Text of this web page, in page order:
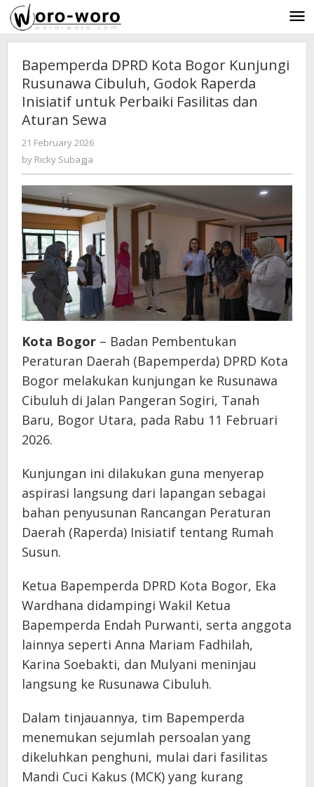
Skip
to
content
Bapemperda DPRD Kota Bogor Kunjungi
Rusunawa Cibuluh, Godok Raperda
Inisiatif untuk Perbaiki Fasilitas dan
Aturan Sewa
21 February 2026
by Ricky Subagja
Kota Bogor – Badan Pembentukan
Peraturan Daerah (Bapemperda) DPRD Kota
Bogor melakukan kunjungan ke Rusunawa
Cibuluh di Jalan Pangeran Sogiri, Tanah
Baru, Bogor Utara, pada Rabu 11 Februari
2026.
Kunjungan ini dilakukan guna menyerap
aspirasi langsung dari lapangan sebagai
bahan penyusunan Rancangan Peraturan
Daerah (Raperda) Inisiatif tentang Rumah
Susun.
​Ketua Bapemperda DPRD Kota Bogor, Eka
Wardhana didampingi Wakil Ketua
Bapemperda Endah Purwanti, serta anggota
lainnya seperti Anna Mariam Fadhilah,
Karina Soebakti, dan Mulyani meninjau
langsung ke Rusunawa Cibuluh.
Dalam tinjauannya, tim Bapemperda
menemukan sejumlah persoalan yang
dikeluhkan penghuni, mulai dari fasilitas
Mandi Cuci Kakus (MCK) yang kurang